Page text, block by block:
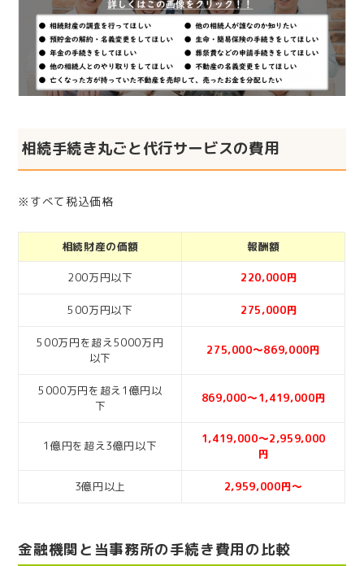
相続手続き丸ごと代行サービスの費用
※すべて税込価格
相続財産の価額 報酬額
200万円以下 220,000円
500万円以下 275,000円
500万円を超え5000万円
以下
275,000～869,000円
5000万円を超え1億円以
下
869,000～1,419,000円
1億円を超え3億円以下
1,419,000～2,959,000
円
3億円以上 2,959,000円～
金融機関と当事務所の手続き費用の比較